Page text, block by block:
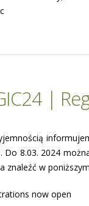
|
Do 8.03. 2024
znaleźć w
now open